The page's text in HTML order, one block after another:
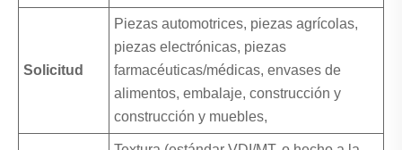
Solicitud
Piezas automotrices, piezas agrícolas,
piezas electrónicas, piezas
farmacéuticas/médicas, envases de
alimentos, embalaje, construcción y
construcción y muebles,